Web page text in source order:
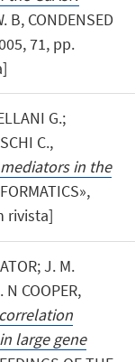
B, CONDENSED
71, pp.
G.;
C.,
in the
rivista]
J. M.
N COOPER,
large gene